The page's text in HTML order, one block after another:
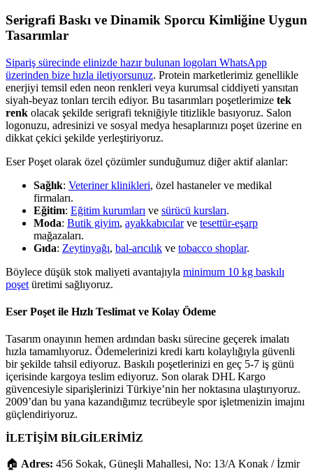
Serigrafi Baskı ve Dinamik Sporcu Kimliğine Uygun
Tasarımlar
Sipariş sürecinde elinizde hazır bulunan logoları WhatsApp
üzerinden bize hızla iletiyorsunuz. Protein marketlerimiz genellikle
enerjiyi temsil eden neon renkleri veya kurumsal ciddiyeti yansıtan
siyah-beyaz tonları tercih ediyor. Bu tasarımları poşetlerimize tek
renk olacak şekilde serigrafi tekniğiyle titizlikle basıyoruz. Salon
logonuzu, adresinizi ve sosyal medya hesaplarınızı poşet üzerine en
dikkat çekici şekilde yerleştiriyoruz.
Eser Poşet olarak özel çözümler sunduğumuz diğer aktif alanlar:
Sağlık: Veteriner klinikleri, özel hastaneler ve medikal
firmaları.
Eğitim: Eğitim kurumları ve sürücü kursları.
Moda: Butik giyim, ayakkabıcılarve tesettür-eşarp
mağazaları.
Gıda: Zeytinyağı, bal-arıcılık ve tobacco shoplar.
Böylece düşük stok maliyeti avantajıyla minimum 10 kg baskılı
poşet üretimi sağlıyoruz.
Eser Poşet ile Hızlı Teslimat ve Kolay Ödeme
Tasarım onayının hemen ardından baskı sürecine geçerek imalatı
hızla tamamlıyoruz. Ödemelerinizi kredi kartı kolaylığıyla güvenli
bir şekilde tahsil ediyoruz. Baskılı poşetlerinizi en geç 5-7 iş günü
içerisinde kargoya teslim ediyoruz. Son olarak DHL Kargo
güvencesiyle siparişlerinizi Türkiye’nin her noktasına ulaştırıyoruz.
2009’dan bu yana kazandığımız tecrübeyle spor işletmenizin imajını
güçlendiriyoruz.
İLETİŞİM BİLGİLERİMİZ
🏠 Adres: 456 Sokak, Güneşli Mahallesi, No: 13/A Konak / İzmir